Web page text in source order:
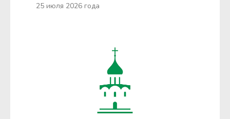
25 июля 2026 года